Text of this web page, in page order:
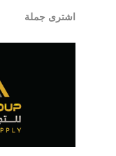
اشترى جملة